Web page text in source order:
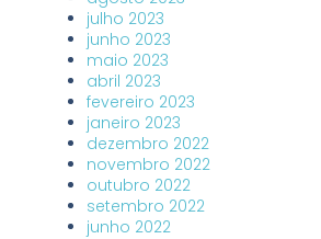
julho 2023
junho 2023
maio 2023
abril 2023
fevereiro 2023
janeiro 2023
dezembro 2022
novembro 2022
outubro 2022
setembro 2022
junho 2022